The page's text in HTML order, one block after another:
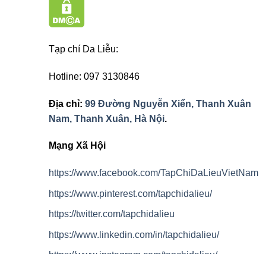
Tạp chí Da Liễu:
Hotline: 097 3130846
Địa chỉ: 99 Đường Nguyễn Xiển, Thanh Xuân
Nam, Thanh Xuân, Hà Nội.
Mạng Xã Hội
https://www.facebook.com/TapChiDaLieuVietNam
https://www.pinterest.com/tapchidalieu/
https://twitter.com/tapchidalieu
https://www.linkedin.com/in/tapchidalieu/